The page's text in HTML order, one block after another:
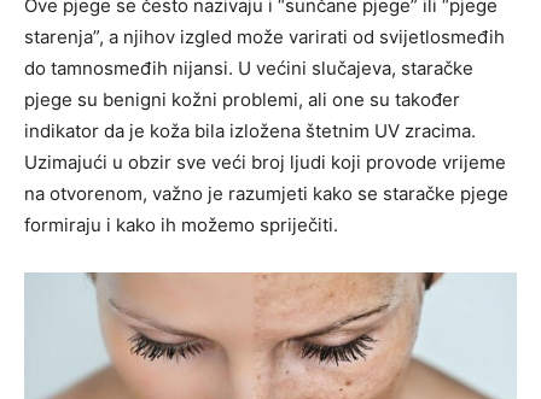
Ove pjege se često nazivaju i “sunčane pjege” ili “pjege
starenja”, a njihov izgled može varirati od svijetlosmeđih
do tamnosmeđih nijansi. U većini slučajeva, staračke
pjege su benigni kožni problemi, ali one su također
indikator da je koža bila izložena štetnim UV zracima.
Uzimajući u obzir sve veći broj ljudi koji provode vrijeme
na otvorenom, važno je razumjeti kako se staračke pjege
formiraju i kako ih možemo spriječiti.